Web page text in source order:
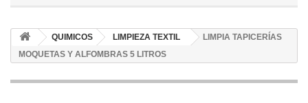
QUIMICOS LIMPIEZA TEXTIL
LIMPIA TAPICERÍAS
MOQUETAS Y ALFOMBRAS 5 LITROS